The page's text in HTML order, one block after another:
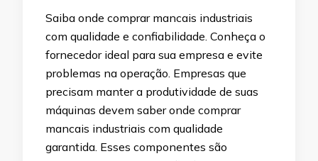
Saiba onde comprar mancais industriais
com qualidade e confiabilidade. Conheça o
fornecedor ideal para sua empresa e evite
problemas na operação. Empresas que
precisam manter a produtividade de suas
máquinas devem saber onde comprar
mancais industriais com qualidade
garantida. Esses componentes são